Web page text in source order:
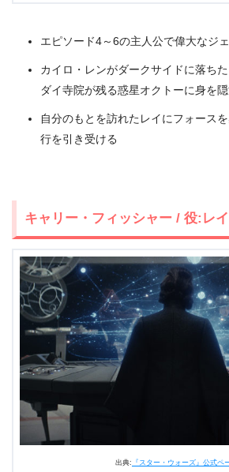
エピソード4～6の主人公で偉大なジ
カイロ・レンがダークサイドに落ち
ダイ寺院が残る惑星オクトーに身を
自分のもとを訪れたレイにフォース
行を引き受ける
キャリー・フィッシャー / 役:レ
出典: 『スター・ウォーズ』公式ペ